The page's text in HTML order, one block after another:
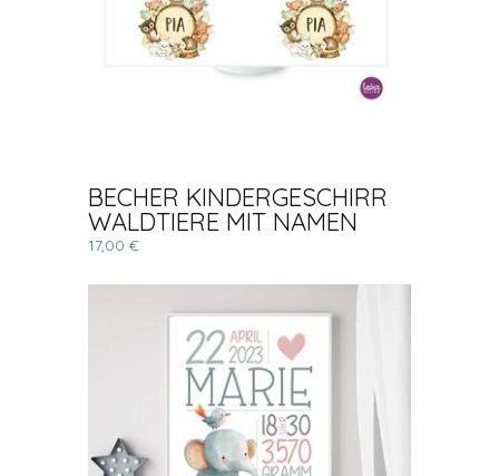
BECHER KINDERGESCHIRR
WALDTIERE MIT NAMEN
17,00 €